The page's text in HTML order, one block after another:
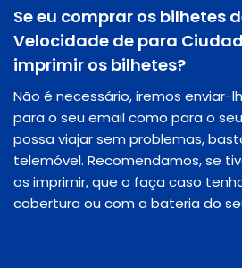
Se eu comprar os bilhetes
Velocidade de para
imprimir os bilhetes?
Não é necessário, iremos enviar-
para o seu email como para o
possa viajar sem problemas,
telemóvel. Recomendamos, se
os imprimir, que o faça caso
cobertura ou com a bateria do